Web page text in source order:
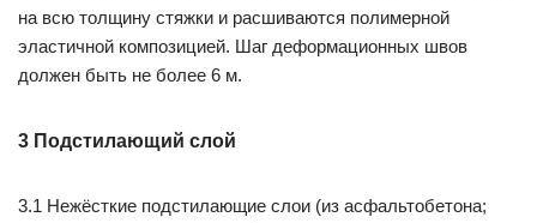
на всю толщину стяжки и расшиваются полимерной
эластичной композицией. Шаг деформационных швов
должен быть не более 6 м.
3 Подстилающий слой
3.1 Нежёсткие подстилающие слои (из асфальтобетона;